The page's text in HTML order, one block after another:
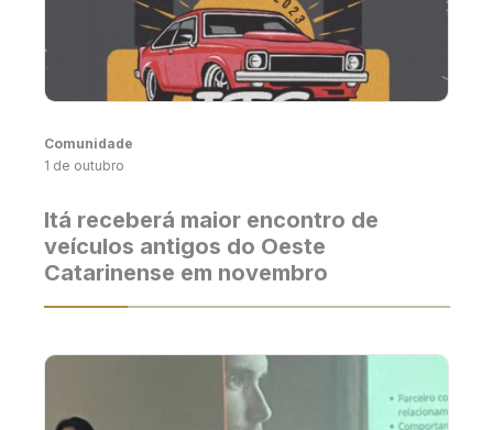
Comunidade
1 de outubro
Itá receberá maior encontro de
veículos antigos do Oeste
Catarinense em novembro